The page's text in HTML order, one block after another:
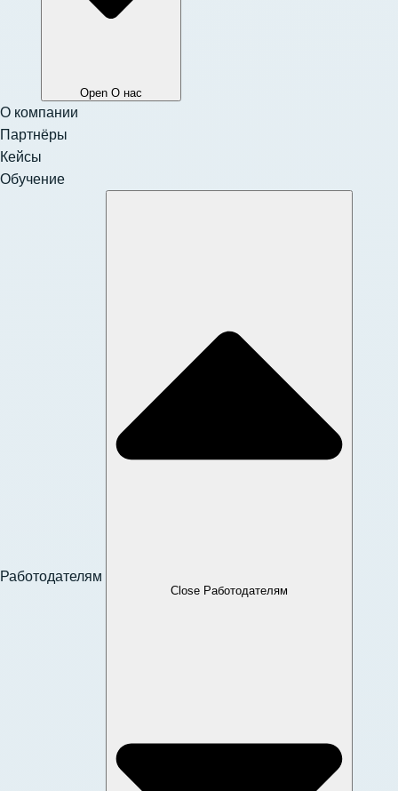
Open О нас
О компании
Партнёры
Кейсы
Обучение
Работодателям
Close Работодателям